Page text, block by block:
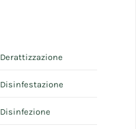
Derattizzazione
Disinfestazione
Disinfezione